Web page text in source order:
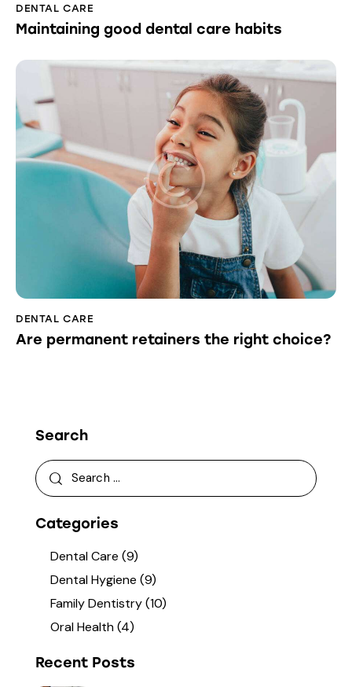
DENTAL CARE
Maintaining good dental care habits
DENTAL CARE
Are permanent retainers the right choice?
Search
Categories
Dental Care (9)
Dental Hygiene (9)
Family Dentistry(10)
Oral Health(4)
Recent Posts